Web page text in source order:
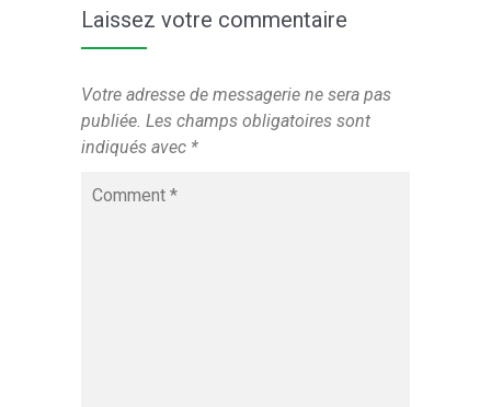
réseaux
dans
dans
de la
Laissez votre commentaire
Votre adresse de messagerie ne sera pas
publiée. Les champs obligatoires sont
indiqués avec *
Comment *